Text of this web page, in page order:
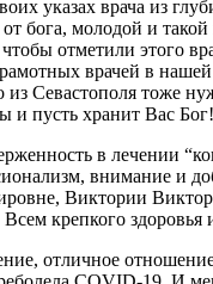
указах врача из
от бога, молодой и
отметили этого
врачей в
из Севастополя тоже
и пусть хранит Вас Бог!
в лечении
внимание и
Виктории
крепкого здоровья
отличное